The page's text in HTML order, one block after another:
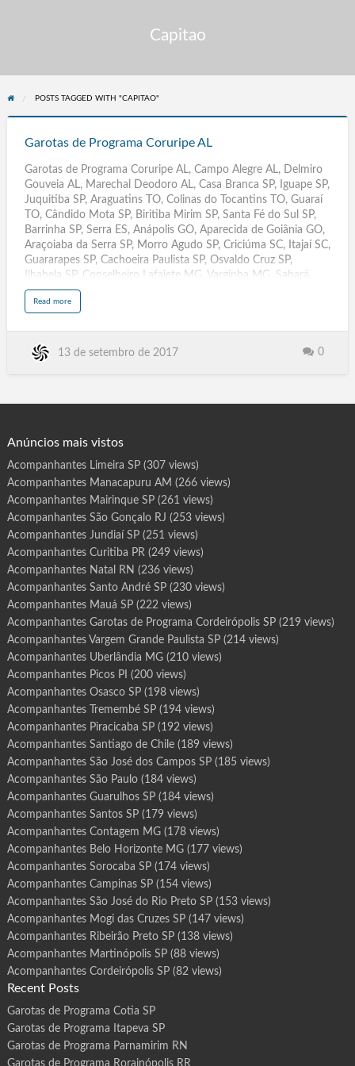
Capitao
POSTS TAGGED WITH "CAPITAO"
Coruripe
Garotas de Programa Coruripe AL
Garotas de Programa Coruripe AL, Campo Alegre AL, Delmiro
Gouveia AL, Marechal Deodoro AL, Casa Branca SP, Iguape SP,
Juquitiba SP, Araguatins TO, Colinas do Tocantins TO, Guaraí
TO, Cândido Mota SP, Biritiba Mirim SP, Santa Fé do Sul SP,
Barrinha SP, Serra ES, Anápolis GO, Aparecida de Goiânia GO,
Araçoiaba da Serra SP, Morro Agudo SP, Criciúma SC, Itajaí SC,
Guararapes SP, Cachoeira Paulista SP, Osvaldo Cruz SP,
Ilhabela SP, Conselheiro Lafaiete MG, Varginha MG, Sabará
MG, Barbacena MG, São Miguel Arcanjo SP, Santa Cruz das
Palmeiras SP,Descalvado SP, Rio das Pedras SP, Teófilo Otoni
Palmares Paulista, Palmeira d'Oeste, Palmital, Panorama,
Read morea
t
r
e
r
m
a
o
u
i
p
e
A
L
13 de setembro de 2017 0
Anúncios mais vistos
Acompanhantes Limeira SP(307 views)
Acompanhantes Manacapuru AM (266 views)
Acompanhantes Mairinque SP(261 views)
Acompanhantes São Gonçalo RJ (253 views)
Acompanhantes Jundiaí SP(251 views)
Acompanhantes Curitiba PR(249 views)
Acompanhantes Natal RN (236 views)
Acompanhantes Santo André SP(230 views)
Acompanhantes Mauá SP(222 views)
Acompanhantes Garotas de Programa Cordeirópolis SP(219 views)
Acompanhantes Vargem Grande Paulista SP(214 views)
Acompanhantes Uberlândia MG(210 views)
Acompanhantes Picos PI (200 views)
Acompanhantes Osasco SP(198 views)
Acompanhantes Tremembé SP(194 views)
Acompanhantes Piracicaba SP(192 views)
Acompanhantes Santiago de Chile(189 views)
Acompanhantes São José dos Campos SP(185 views)
Acompanhantes São Paulo(184 views)
Acompanhantes Guarulhos SP(184 views)
Acompanhantes Santos SP(179 views)
Acompanhantes Contagem MG(178 views)
Acompanhantes Belo Horizonte MG(177 views)
Acompanhantes Sorocaba SP(174 views)
Acompanhantes Campinas SP(154 views)
Acompanhantes São José do Rio Preto SP(153 views)
Acompanhantes Mogi das Cruzes SP(147 views)
Acompanhantes Ribeirão Preto SP(138 views)
Acompanhantes Martinópolis SP(88 views)
Acompanhantes Cordeirópolis SP(82 views)
Recent Posts
Garotas de Programa Cotia SP
Garotas de Programa Itapeva SP
Garotas de Programa Parnamirim RN